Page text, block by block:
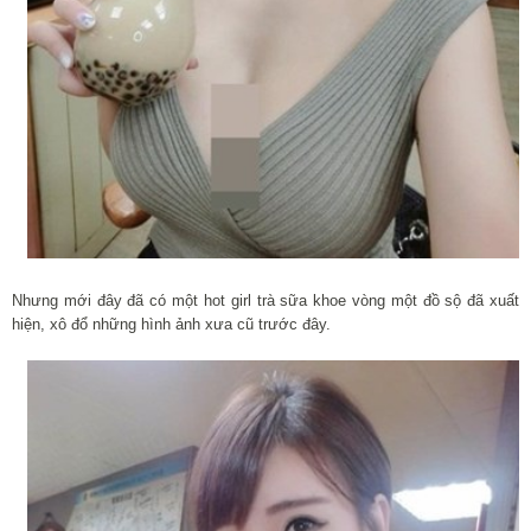
Nhưng mới đây đã có một hot girl trà sữa khoe vòng một đồ sộ đã xuất
hiện, xô đổ những hình ảnh xưa cũ trước đây.